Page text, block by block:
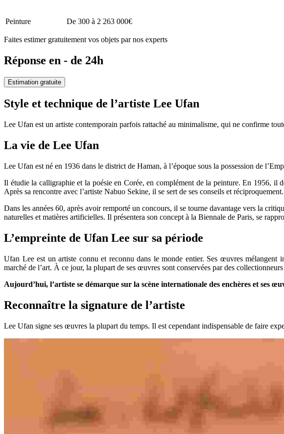
Peinture De 300 à 2 263 000€
Faites estimer gratuitement vos objets par nos experts
Réponse en - de 24h
Estimation gratuite
Style et technique de l’artiste Lee Ufan
Lee Ufan est un artiste contemporain parfois rattaché au minimalisme, qui ne confirme
La vie de Lee Ufan
Lee Ufan est né en 1936 dans le district de Haman, à l’époque sous la possession de
Il étudie la calligraphie et la poésie en Corée, en complément de la peinture. En 1956, il
Après sa rencontre avec l’artiste Nabuo Sekine, il se sert de ses conseils et réciproquement.
Dans les années 60, après avoir remporté un concours, il se tourne davantage vers la
naturelles et matières artificielles. Il présentera son concept à la Biennale de Paris, se
L’empreinte de Ufan Lee sur sa période
Ufan Lee est un artiste connu et reconnu dans le monde entier. Ses œuvres mélangent
marché de l’art. À ce jour, la plupart de ses œuvres sont conservées par des
Aujourd’hui, l’artiste se démarque sur la scène internationale des enchères et ses
Reconnaître la signature de l’artiste
Lee Ufan signe ses œuvres la plupart du temps. Il est cependant indispensable de faire